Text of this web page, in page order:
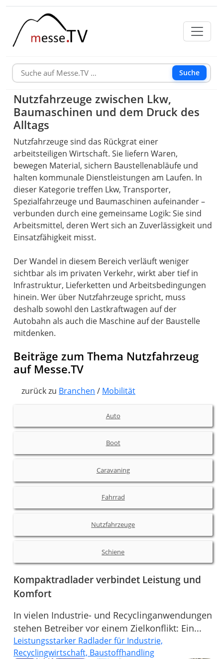
Suche
Nutzfahrzeuge zwischen Lkw,
Baumaschinen und dem Druck des
Alltags
Nutzfahrzeuge sind das Rückgrat einer
arbeitsteiligen Wirtschaft. Sie liefern Waren,
bewegen Material, sichern Baustellenabläufe und
halten kommunale Dienstleistungen am Laufen. In
dieser Kategorie treffen Lkw, Transporter,
Spezialfahrzeuge und Baumaschinen aufeinander –
verbunden durch eine gemeinsame Logik: Sie sind
Arbeitsmittel, deren Wert sich an Zuverlässigkeit und
Einsatzfähigkeit misst.
Der Wandel in diesem Bereich verläuft weniger
sichtbar als im privaten Verkehr, wirkt aber tief in
Infrastruktur, Lieferketten und Arbeitsbedingungen
hinein. Wer über Nutzfahrzeuge spricht, muss
deshalb sowohl den Lastkraftwagen auf der
Autobahn als auch die Maschine auf der Baustelle
mitdenken.
Beiträge zum Thema Nutzfahrzeug
auf Messe.TV
zurück zu Branchen / Mobilität
Auto
Boot
Caravaning
Fahrrad
Nutzfahrzeuge
Schiene
Kompaktradlader verbindet Leistung und
Komfort
In vielen Industrie- und Recyclinganwendungen
stehen Betreiber vor einem Zielkonflikt: Ein...
Leistungsstarker Radlader für Industrie,
Recyclingwirtschaft, Baustoffhandling